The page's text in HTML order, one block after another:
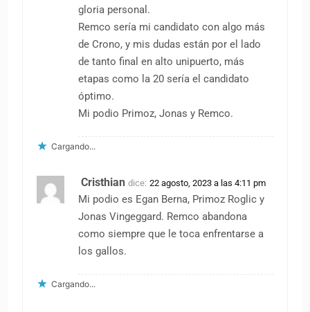
gloria personal.
Remco sería mi candidato con algo más
de Crono, y mis dudas están por el lado
de tanto final en alto unipuerto, más
etapas como la 20 sería el candidato
óptimo.
Mi podio Primoz, Jonas y Remco.
Cargando...
Cristhian dice: 22 agosto, 2023 a las 4:11 pm
Mi podio es Egan Berna, Primoz Roglic y
Jonas Vingeggard. Remco abandona
como siempre que le toca enfrentarse a
los gallos.
Cargando...